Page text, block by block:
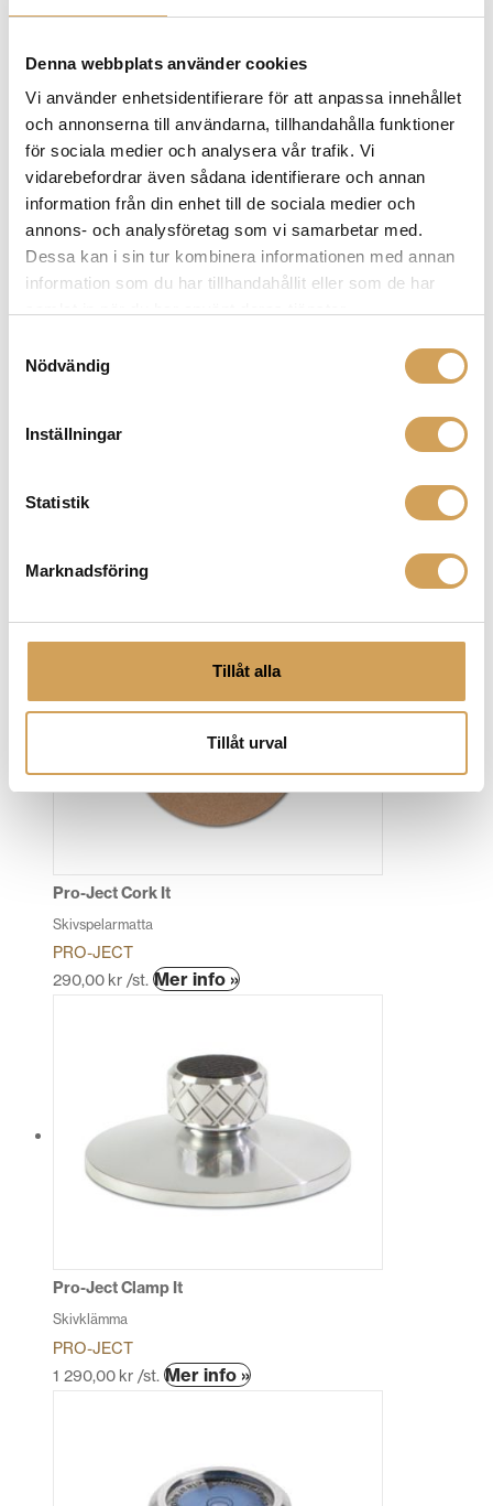
Denna webbplats använder cookies
Vi använder enhetsidentifierare för att anpassa innehållet
och annonserna till användarna, tillhandahålla funktioner
för sociala medier och analysera vår trafik. Vi
vidarebefordrar även sådana identifierare och annan
information från din enhet till de sociala medier och
annons- och analysföretag som vi samarbetar med.
Dessa kan i sin tur kombinera informationen med annan
information som du har tillhandahållit eller som de har
Nödvändig
Inställningar
Statistik
Marknadsföring
Tillåt alla
Tillåt urval
Live har att erbjuda.
Relaterade produkter
Clearaudio Stroboscope Testrecord
/st.
Pro-Ject Cork It
Skivspelarmatta
PRO-JECT
290,00 kr /st. Mer info »
Pro-Ject Clamp It
Skivklämma
PRO-JECT
1 290,00 kr /st. Mer info »